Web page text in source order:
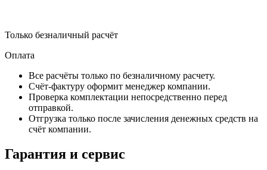
Только безналичный расчёт
Оплата
Все расчёты только по безналичному расчету.
Счёт-фактуру оформит менеджер компании.
Проверка комплектации непосредственно перед
отправкой.
Отгрузка только после зачисления денежных средств на
счёт компании.
Гарантия и сервис